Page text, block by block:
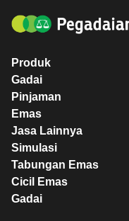
Produk
Gadai
Pinjaman
Emas
Jasa Lainnya
Simulasi
Tabungan Emas
Cicil Emas
Gadai